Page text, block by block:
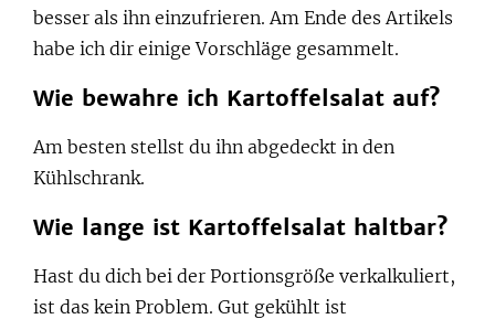
besser als ihn einzufrieren. Am Ende des Artikels
habe ich dir einige Vorschläge gesammelt.
Wie bewahre ich Kartoffelsalat auf?
Am besten stellst du ihn abgedeckt in den
Kühlschrank.
Wie lange ist Kartoffelsalat haltbar?
Hast du dich bei der Portionsgröße verkalkuliert,
ist das kein Problem. Gut gekühlt ist